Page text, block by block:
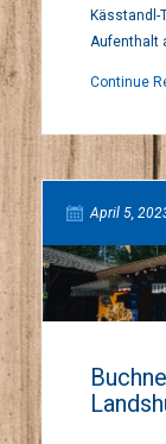
Kässtandl-
Aufenthalt
Continue
April 5,